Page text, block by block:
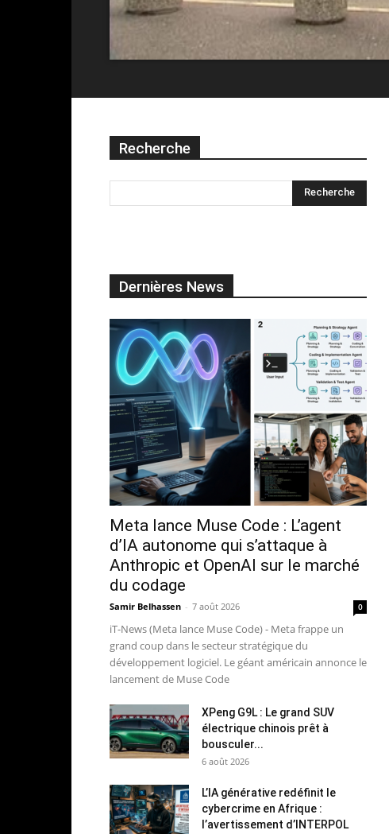
Recherche
Dernières News
Meta lance Muse Code : L’agent
d’IA autonome qui s’attaque à
Anthropic et OpenAI sur le marché
du codage
Samir Belhassen - 7 août 2026 0
iT-News (Meta lance Muse Code) - Meta frappe un
grand coup dans le secteur stratégique du
développement logiciel. Le géant américain annonce le
lancement de Muse Code
XPeng G9L : Le grand SUV
électrique chinois prêt à
bousculer...
6 août 2026
L’IA générative redéfinit le
cybercrime en Afrique :
l’avertissement d’INTERPOL